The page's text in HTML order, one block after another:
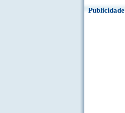
Publicidade